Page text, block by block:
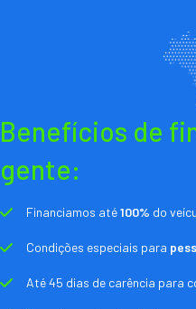
Benefícios de
gente:
Financiamos até100% do
Condições especiais para
Até 45 dias de carência para